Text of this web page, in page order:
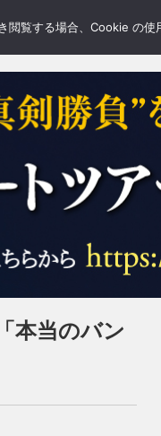
本当のバン
覧する場合、Cookie の使